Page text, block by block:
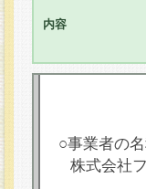
内容
○事業者の
株式会社